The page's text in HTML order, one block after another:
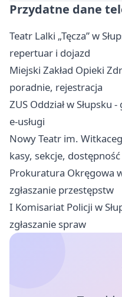
Przydatne dane
Teatr Lalki „Tęcza” w
repertuar i dojazd
Miejski Zakład Opieki
poradnie, rejestracja
ZUS Oddział w
e-usługi
Nowy Teatr im.
kasy, sekcje, dostępność
Prokuratura Okręgowa
zgłaszanie przestępstw
I Komisariat Policji w
zgłaszanie spraw